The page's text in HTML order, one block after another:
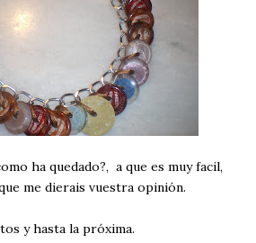
ha quedado?, a que es muy facil,
me dierais vuestra opinión.
y hasta la próxima.